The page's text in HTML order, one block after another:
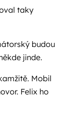
taky
budou
jinde.
Mobil
Felix ho